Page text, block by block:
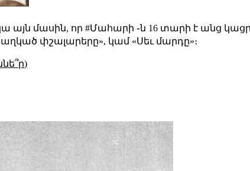
այն մասին, որ #Մահարի ֊ն 16 տարի է անց
փշալարերը», կամ «Սեւ մարդը»։